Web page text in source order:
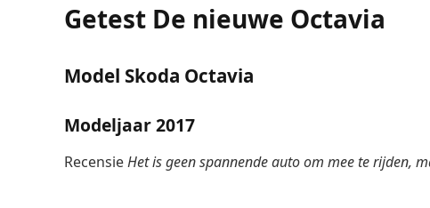
Getest De nieuwe Octavia
Model Skoda Octavia
Modeljaar2017
RecensieHet is geen spannende auto om mee te rijden,